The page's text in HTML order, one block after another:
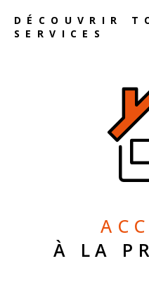
DÉCOUVRIR
SERVICES
À LA